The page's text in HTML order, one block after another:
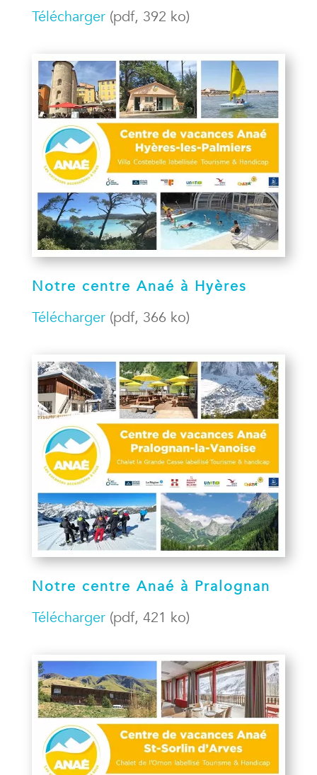
Télécharger(pdf, 392 ko)
Notre centre Anaé à Hyères
Télécharger(pdf, 366 ko)
Notre centre Anaé à Pralognan
Télécharger(pdf, 421 ko)